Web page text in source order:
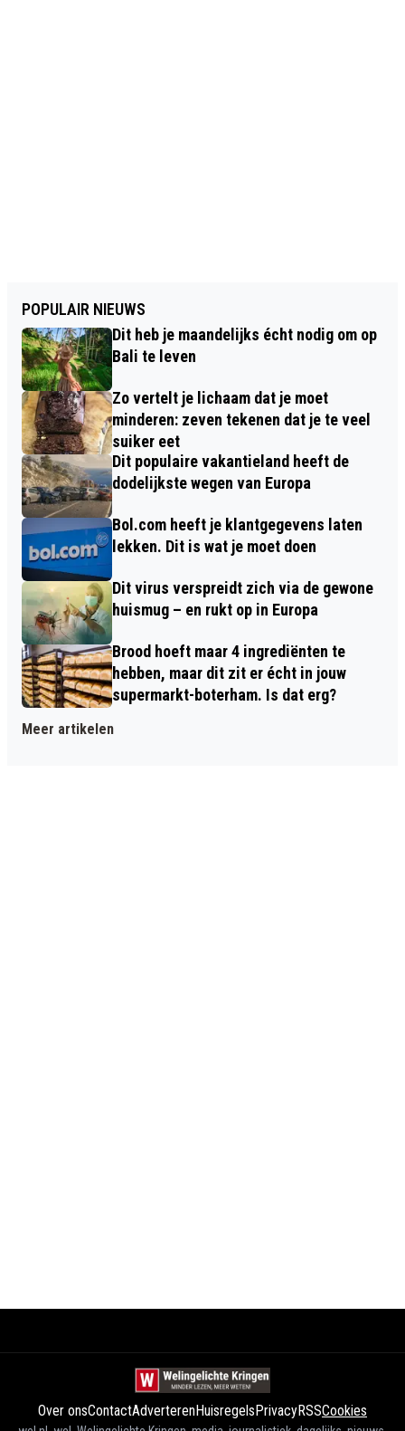
POPULAIR NIEUWS
Dit heb je maandelijks écht nodig om op
Bali te leven
Zo vertelt je lichaam dat je moet
minderen: zeven tekenen dat je te veel
suiker eet
Dit populaire vakantieland heeft de
dodelijkste wegen van Europa
Bol.com heeft je klantgegevens laten
lekken. Dit is wat je moet doen
Dit virus verspreidt zich via de gewone
huismug – en rukt op in Europa
Brood hoeft maar 4 ingrediënten te
hebben, maar dit zit er écht in jouw
supermarkt-boterham. Is dat erg?
Meer artikelen
Over onsContactAdverterenHuisregelsPrivacyRSSCookies